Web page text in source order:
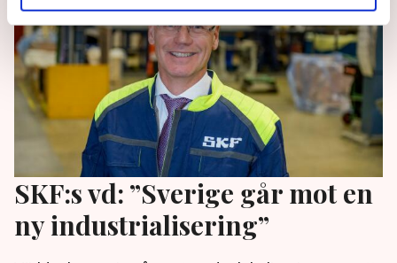
SKF:s vd: ”Sverige går mot en
ny industrialisering”